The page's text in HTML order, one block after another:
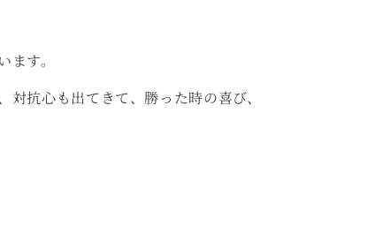
す。
抗心も出てきて、勝った時の喜び、